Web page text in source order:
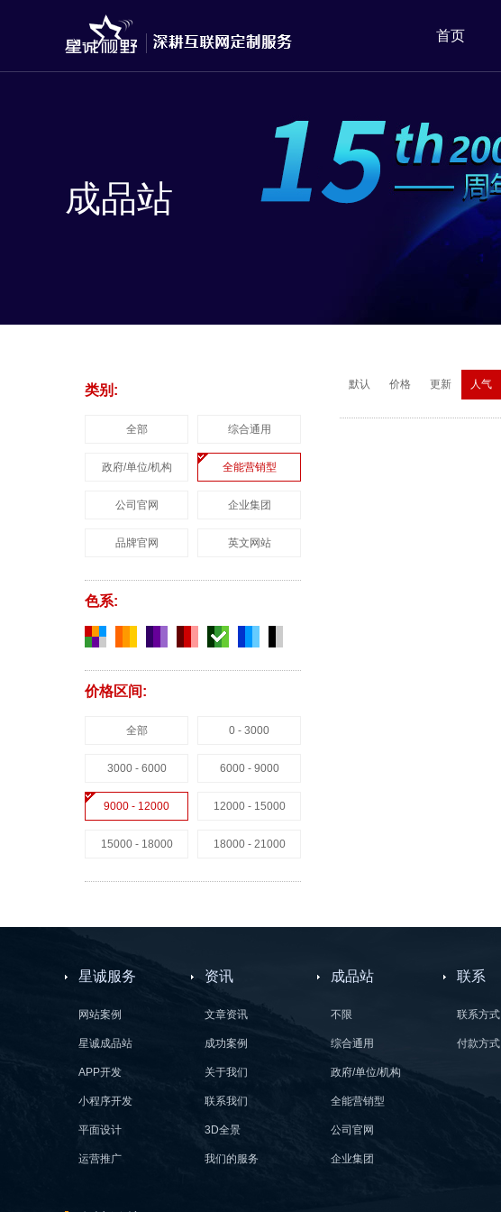
首页
成品站
类别:
全部 综合通用
政府/单位/机构 全能营销型
公司官网 企业集团
品牌官网 英文网站
色系:
价格区间:
全部 0 - 3000
3000 - 6000 6000 - 9000
9000 - 12000 12000 - 15000
15000 - 18000 18000 - 21000
默认 价格 更新 人气
星诚服务
网站案例
星诚成品站
APP开发
小程序开发
平面设计
运营推广
资讯
文章资讯
成功案例
关于我们
联系我们
3D全景
我们的服务
成品站
不限
综合通用
政府/单位/机构
全能营销型
公司官网
企业集团
联系
联系方式
付款方式